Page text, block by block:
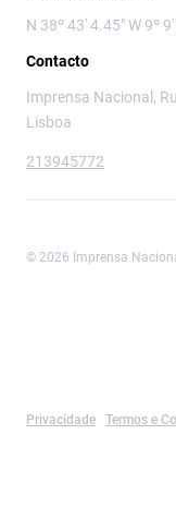
N 38º 43' 4.45" W 9º
Contacto
Imprensa Nacional,
Lisboa
213945772
© 2026 Imprensa
Privacidade Termos e